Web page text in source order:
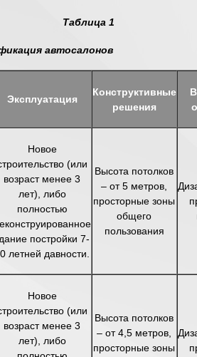
Таблица 1
автосалонов
Эксплуатация
Конструктивные
решения
Новое
(или
возраст менее 3
лет), либо
полностью
постройки 7-
летней давности.
Высота потолков
– от 5 метров
просторные зоны
общего
пользования
Новое
(или
возраст менее 3
лет), либо
Высота потолков
– от 4,5 метров
просторные зоны